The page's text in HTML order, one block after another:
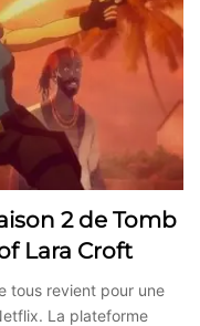
2 de Tomb
Lara Croft
tous revient pour une
La plateforme